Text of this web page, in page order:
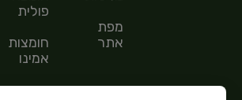
מפת
אתר
פולית
חומצות
אמינו
חומצות